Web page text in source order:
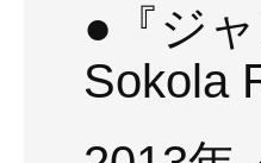
●『ジ
Sokola